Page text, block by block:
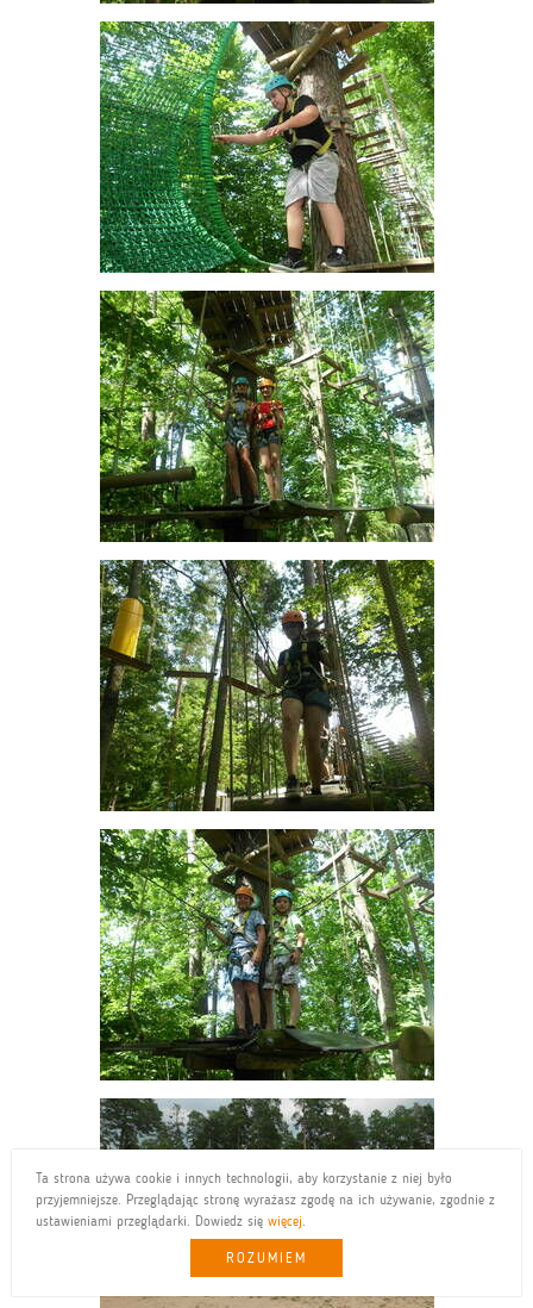
Ta strona używa cookie i innych technologii, aby korzystanie z niej było
przyjemniejsze. Przeglądając stronę wyrażasz zgodę na ich używanie, zgodnie z
ustawieniami przeglądarki. Dowiedz się więcej.
ROZUMIEM